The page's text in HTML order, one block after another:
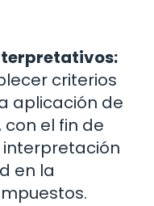
criterios
aplicación de
el fin de
interpretación
en la